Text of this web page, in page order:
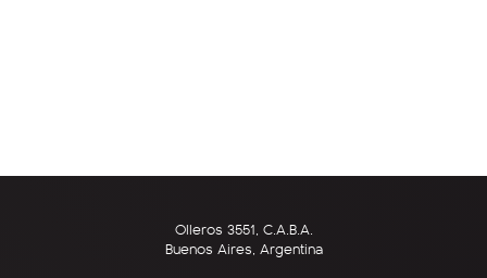
Olleros 3551, C.A.B.A.
Buenos Aires, Argentina